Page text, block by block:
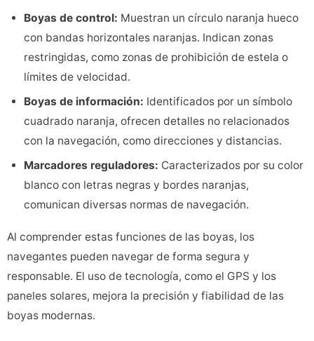
Boyas de control: Muestran un círculo naranja hueco
con bandas horizontales naranjas. Indican zonas
restringidas, como zonas de prohibición de estela o
límites de velocidad.
Boyas de información: Identificados por un símbolo
cuadrado naranja, ofrecen detalles no relacionados
con la navegación, como direcciones y distancias.
Marcadores reguladores: Caracterizados por su color
blanco con letras negras y bordes naranjas,
comunican diversas normas de navegación.
Al comprender estas funciones de las boyas, los
navegantes pueden navegar de forma segura y
responsable. El uso de tecnología, como el GPS y los
paneles solares, mejora la precisión y fiabilidad de las
boyas modernas.